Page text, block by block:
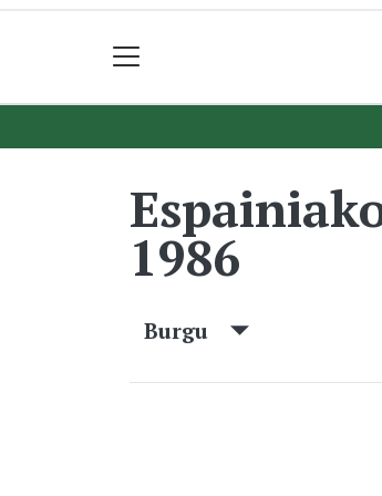
1986
Burgu